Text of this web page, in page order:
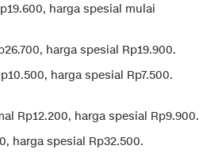
harga spesial mulai
harga spesial Rp19.900.
harga spesial Rp7.500.
Rp12.200, harga spesial Rp9.900.
harga spesial Rp32.500.